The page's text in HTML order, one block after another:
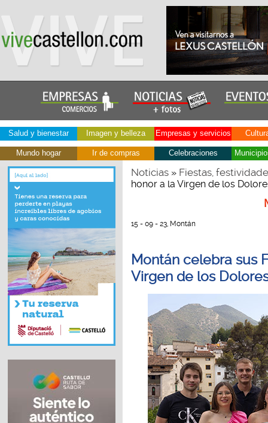
Salud y bienestar Imagen y belleza Empresas y servicios
Mundo hogar Ir de compras Celebraciones
Noticias» Fiestas,
honor a la Virgen de los
15 - 09 - 23, Montán
Montán celebra sus
Virgen de los